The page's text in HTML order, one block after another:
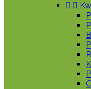
 